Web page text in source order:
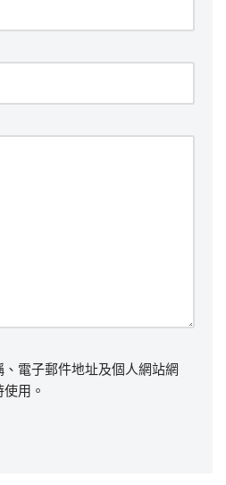
電子郵件地址及個人網站網
用。